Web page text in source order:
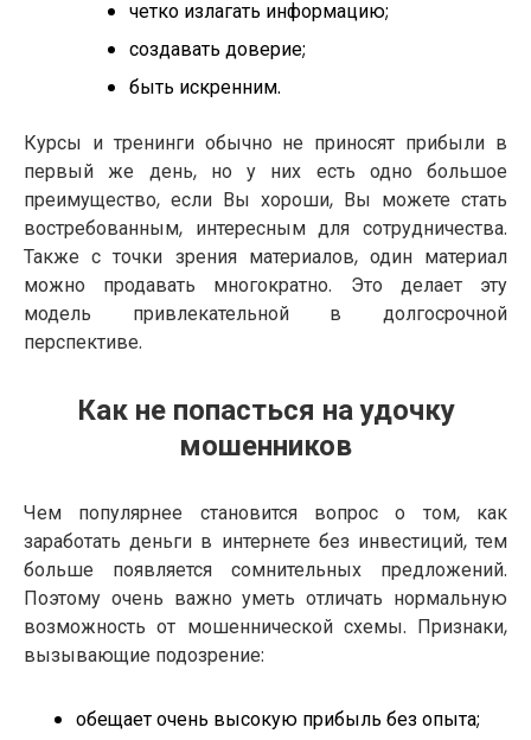
четко излагать информацию;
создавать доверие;
быть искренним.
Курсы и тренинги обычно не приносят прибыли в
первый же день, но у них есть одно большое
преимущество, если Вы хороши, Вы можете стать
востребованным, интересным для сотрудничества.
Также с точки зрения материалов, один материал
можно продавать многократно. Это делает эту
модель привлекательной в долгосрочной
перспективе.
Как не попасться на удочку
мошенников
Чем популярнее становится вопрос о том, как
заработать деньги в интернете без инвестиций, тем
больше появляется сомнительных предложений.
Поэтому очень важно уметь отличать нормальную
возможность от мошеннической схемы. Признаки,
вызывающие подозрение:
обещает очень высокую прибыль без опыта;